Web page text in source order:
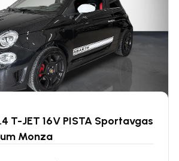
T-JET 16V PISTA Sportavgas
Monza